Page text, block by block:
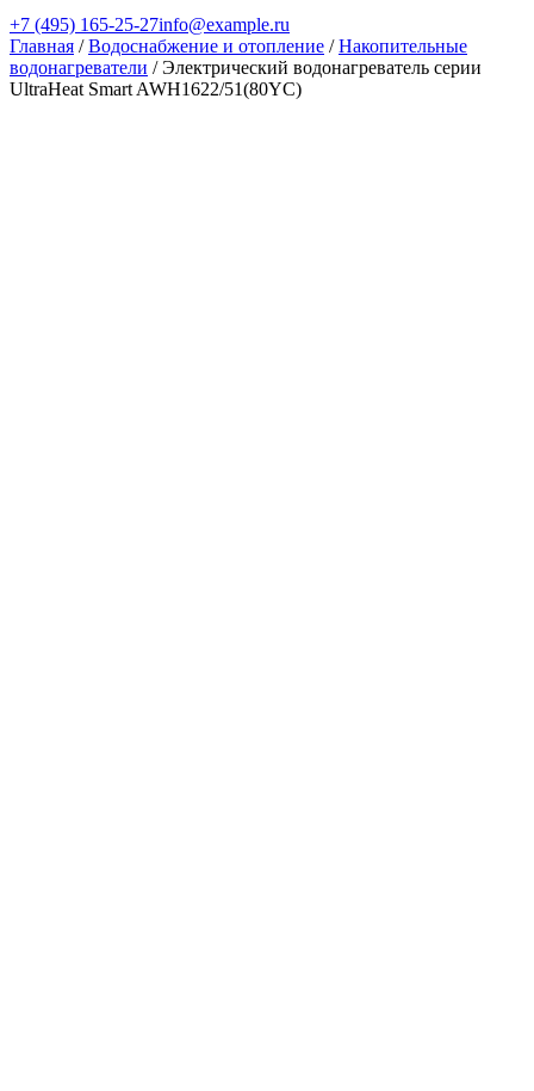
+7 (495) 165-25-27info@example.ru
Главная /Водоснабжение и отопление /Накопительные
водонагреватели / Электрический водонагреватель серии
UltraHeat Smart AWH1622/51(80YC)